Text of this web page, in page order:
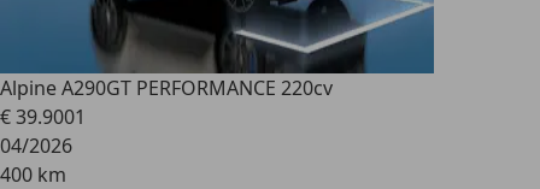
Alpine A290GT PERFORMANCE 220cv
€ 39.9001
04/2026
400 km